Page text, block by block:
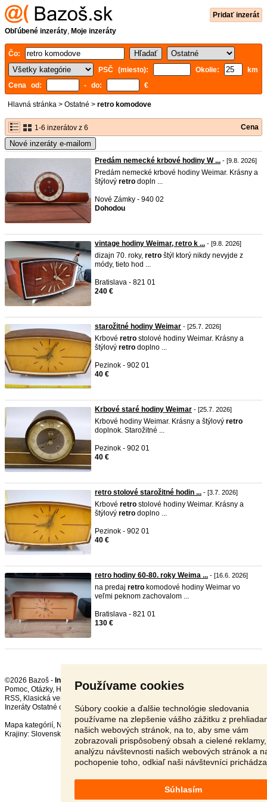
Používame cookies
Súbory cookie a ďalšie technológie sledovania
používame na zlepšenie vášho zážitku z
našich webových stránok, na to, aby sme vám
zobrazovali prispôsobený obsah a cielené
analýzu návštevnosti našich webových stránok a
pochopenie toho, odkiaľ naši návštevníci
Súhlasím
Pridať inzerát
Obľúbené inzeráty, Moje inzeráty
Čo:
PSČ (miesto):
Okolie:
km
Cena od:
- do: €
Hlavná stránka > Ostatné > retro komodove
1-6 inzerátov z 6 Cena
Nové inzeráty e-mailom
Predám nemecké krbové hodiny W ... - [9.8. 2026]
Predám nemecké krbové hodiny Weimar. Krásny a
štýlový retro dopln ...
Nové Zámky - 940 02
Dohodou
vintage hodiny Weimar, retro k ... - [9.8. 2026]
dizajn 70. roky, retro štýl ktorý nikdy nevyjde z
módy, tieto hod ...
Bratislava - 821 01
240 €
starožitné hodiny Weimar - [25.7. 2026]
Krbové retro stolové hodiny Weimar. Krásny a
štýlový retro doplno ...
Pezinok - 902 01
40 €
Krbové staré hodiny Weimar - [25.7. 2026]
Krbové hodiny Weimar. Krásny a štýlový retro
doplnok. Starožitné ...
Pezinok - 902 01
40 €
retro stolové starožitné hodin ... - [3.7. 2026]
Krbové retro stolové hodiny Weimar. Krásny a
štýlový retro doplno ...
Pezinok - 902 01
40 €
retro hodiny 60-80. roky Weima ... - [16.6. 2026]
na predaj retro komodové hodiny Weimar vo
veľmi peknom zachovalom ...
Bratislava - 821 01
130 €
©2026 Bazoš - Inzercia, bazár
Pomoc, Otázky, Hodnotenie,Kontakt,Reklama,Podmienky
RSS,
Inzeráty Ostatné celkom:88064, za 24 hodín:2614
Mapa kategórií, Najvyhľadávanejšie výrazy
Krajiny: Slovensko Česká republika,Poľsko,Rakúsko